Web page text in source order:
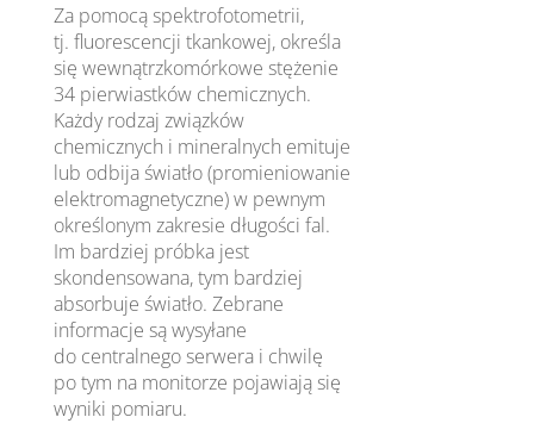
Za pomocą spektrofotometrii,
tj. fluorescencji tkankowej, określa
się wewnątrzkomórkowe stężenie
34 pierwiastków chemicznych.
Każdy rodzaj związków
chemicznych i mineralnych emituje
lub odbija światło (promieniowanie
elektromagnetyczne) w pewnym
określonym zakresie długości fal.
Im bardziej próbka jest
skondensowana, tym bardziej
absorbuje światło. Zebrane
informacje są wysyłane
do centralnego serwera i chwilę
po tym na monitorze pojawiają się
wyniki pomiaru.